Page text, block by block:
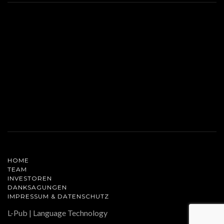
HOME
TEAM
INVESTOREN
DANKSAGUNGEN
IMPRESSUM & DATENSCHUTZ
L-Pub | Language Technology